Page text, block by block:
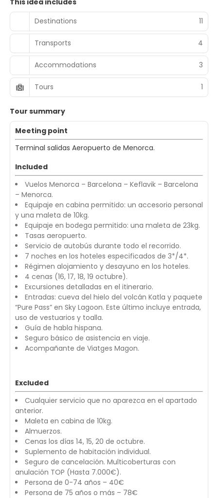
Destinations
11
Transports 4
Accommodations 3
Tours 1
Tour summary
Meeting point
Terminal salidas Aeropuerto de Menorca.
Included
Vuelos Menorca – Barcelona – Keflavik – Barcelona
– Menorca.
Equipaje en cabina permitido: un accesorio personal
y una maleta de 10kg.
Equipaje en bodega permitido: una maleta de 23kg.
Tasas aeropuerto.
Servicio de autobús durante todo el recorrido.
7 noches en los hoteles especificados de 3*/4*.
Régimen alojamiento y desayuno en los hoteles.
4 cenas (16, 17, 18, 19 octubre).
Excursiones detalladas en el itinerario.
Entradas: cueva del hielo del volcán Katla y paquete
“Pure Pass” en Sky Lagoon. Este último incluye entrada,
uso de vestuarios y toalla.
Guía de habla hispana.
Seguro básico de asistencia en viaje.
Acompañante de Viatges Magon.
Excluded
Cualquier servicio que no aparezca en el apartado
anterior.
Maleta en cabina de 10kg.
Almuerzos.
Cenas los días 14, 15, 20 de octubre.
Suplemento de habitación individual.
Seguro de cancelación. Multicoberturas con
anulación TOP (Hasta 7.000€).
Persona de 0-74 años – 40€
Persona de 75 años o más – 78€